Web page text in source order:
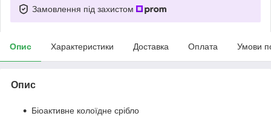
Замовлення під захистом
Опис Характеристики Доставка Оплата Умови
Опис
Біоактивне колоїдне срібло